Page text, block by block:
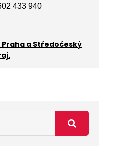
433 940
Praha a Středočeský